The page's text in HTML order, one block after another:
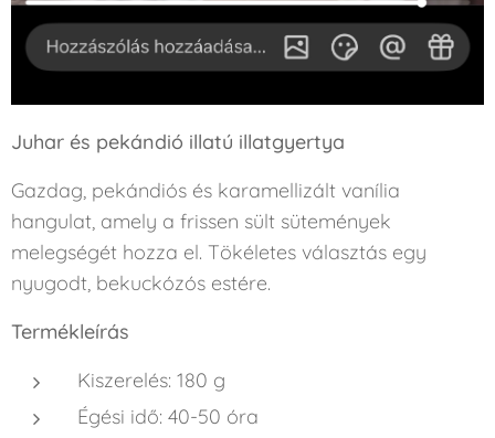
Juhar és pekándió illatú illatgyertya
Gazdag, pekándiós és karamellizált vanília
hangulat, amely a frissen sült sütemények
melegségét hozza el. Tökéletes választás egy
nyugodt, bekuckózós estére.
Termékleírás
Kiszerelés: 180 g
Égési idő: 40-50 óra